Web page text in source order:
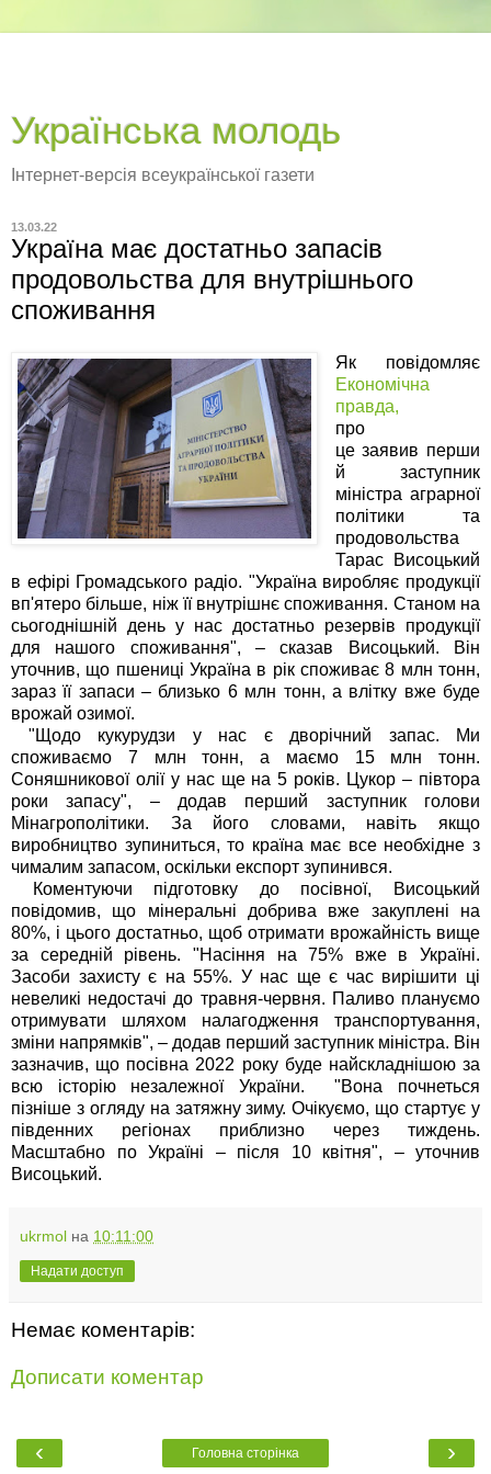
Українська молодь
Інтернет-версія всеукраїнської газети
13.03.22
Україна має достатньо запасів
продовольства для внутрішнього
споживання
Як повідомляє
Економічна
правда,
про
це заявив перши
й заступник
міністра аграрної
політики та
продовольства
Тарас Висоцький
в ефірі Громадського радіо. "Україна виробляє продукції
вп'ятеро більше, ніж її внутрішнє споживання. Станом на
сьогоднішній день у нас достатньо резервів продукції
для нашого споживання", – сказав Висоцький. Він
уточнив, що пшениці Україна в рік споживає 8 млн тонн,
зараз її запаси – близько 6 млн тонн, а влітку вже буде
врожай озимої.
"Щодо кукурудзи у нас є дворічний запас. Ми
споживаємо 7 млн тонн, а маємо 15 млн тонн.
Соняшникової олії у нас ще на 5 років. Цукор – півтора
роки запасу", – додав перший заступник голови
Мінагрополітики. За його словами, навіть якщо
виробництво зупиниться, то країна має все необхідне з
чималим запасом, оскільки експорт зупинився.
Коментуючи підготовку до посівної, Висоцький
повідомив, що мінеральні добрива вже закуплені на
80%, і цього достатньо, щоб отримати врожайність вище
за середній рівень. "Насіння на 75% вже в Україні.
Засоби захисту є на 55%. У нас ще є час вирішити ці
невеликі недостачі до травня-червня. Паливо плануємо
отримувати шляхом налагодження транспортування,
зміни напрямків", – додав перший заступник міністра. Він
зазначив, що посівна 2022 року буде найскладнішою за
всю історію незалежної України. "Вона почнеться
пізніше з огляду на затяжну зиму. Очікуємо, що стартує у
південних регіонах приблизно через тиждень.
Масштабно по Україні – після 10 квітня", – уточнив
Висоцький.
ukrmol на 10:11:00
Надати доступ
Немає коментарів:
Дописати коментар
‹ ›
Головна сторінка